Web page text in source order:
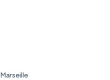
Marseille